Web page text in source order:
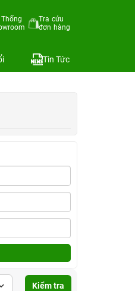
Thống
Tra cứu
đơn hàng
Tin Tức
Kiểm tra